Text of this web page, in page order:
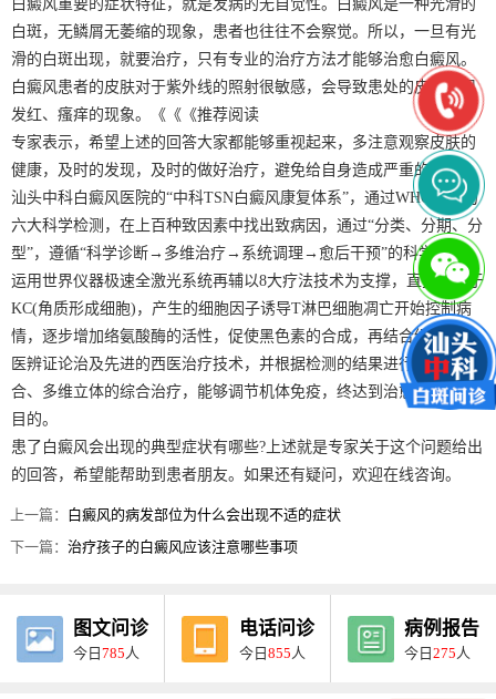
白癜风重要的症状特征，就是发病的无自觉性。白癜风是一种光滑的
白斑，无鳞屑无萎缩的现象，患者也往往不会察觉。所以，一旦有光
滑的白斑出现，就要治疗，只有专业的治疗方法才能够治愈白癜风。
白癜风患者的皮肤对于紫外线的照射很敏感，会导致患处的皮肤出现
发红、瘙痒的现象。《《《推荐阅读
专家表示，希望上述的回答大家都能够重视起来，多注意观察皮肤的
健康，及时的发现，及时的做好治疗，避免给自身造成严重的伤害。
汕头中科白癜风医院的“中科TSN白癜风康复体系”，通过WHO制定的
六大科学检测，在上百种致因素中找出致病因，通过“分类、分期、分
型”，遵循“科学诊断→多维治疗→系统调理→愈后干预”的科学步骤，
运用世界仪器极速全激光系统再辅以8大疗法技术为支撑，直接作用于
KC(角质形成细胞)，产生的细胞因子诱导T淋巴细胞凋亡开始控制病
情，逐步增加络氨酸酶的活性，促使黑色素的合成，再结合经典的中
医辨证论治及先进的西医治疗技术，并根据检测的结果进行科学的组
合、多维立体的综合治疗，能够调节机体免疫，终达到治愈白癜风的
目的。
患了白癜风会出现的典型症状有哪些?上述就是专家关于这个问题给出
的回答，希望能帮助到患者朋友。如果还有疑问，欢迎在线咨询。
上一篇： 白癜风的病发部位为什么会出现不适的症状
下一篇：治疗孩子的白癜风应该注意哪些事项
图文问诊
今日785 人
电话问诊
今日855 人
病例报告
今日275 人